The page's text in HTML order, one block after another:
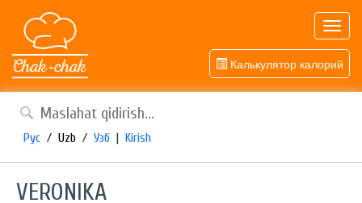
Калькулятор калорий
Рус / Uzb / Узб | Kirish
VERONIKA